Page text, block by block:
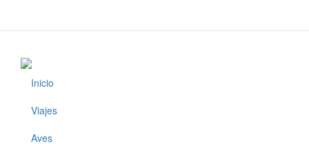
Footer
Inicio
Viajes
Aves